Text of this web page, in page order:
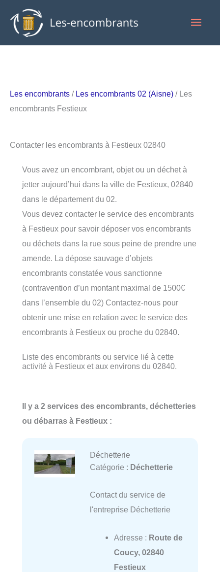
contenu
Les encombrants / Les encombrants 02 (Aisne) / Les
encombrants Festieux
Contacter les encombrants à Festieux 02840
Vous avez un encombrant, objet ou un déchet à
jetter aujourd’hui dans la ville de Festieux, 02840
dans le département du 02.
Vous devez contacter le service des encombrants
à Festieux pour savoir déposer vos encombrants
ou déchets dans la rue sous peine de prendre une
amende. La dépose sauvage d’objets
encombrants constatée vous sanctionne
(contravention d’un montant maximal de 1500€
dans l’ensemble du 02) Contactez-nous pour
obtenir une mise en relation avec le service des
encombrants à Festieux ou proche du 02840.
Liste des encombrants ou service lié à cette
activité à Festieux et aux environs du 02840.
Il y a 2 services des encombrants, déchetteries
ou débarras à Festieux :
Déchetterie
Catégorie : Déchetterie
Contact du service de
l'entreprise Déchetterie
Adresse : Route de
Coucy, 02840
Festieux